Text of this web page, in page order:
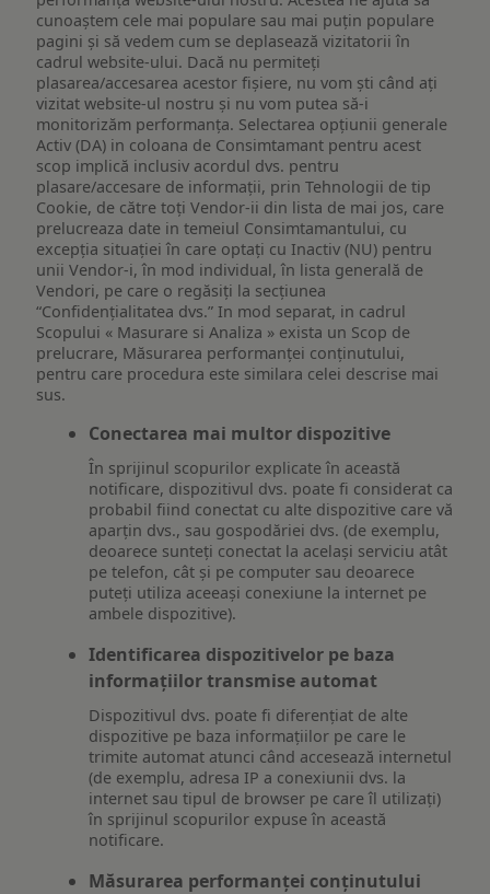
cunoaștem cele mai populare sau mai puțin populare
pagini și să vedem cum se deplasează vizitatorii în
cadrul website-ului. Dacă nu permiteți
plasarea/accesarea acestor fișiere, nu vom ști când ați
vizitat website-ul nostru și nu vom putea să-i
monitorizăm performanța. Selectarea opțiunii generale
Activ (DA) in coloana de Consimtamant pentru acest
scop implică inclusiv acordul dvs. pentru
plasare/accesare de informații, prin Tehnologii de tip
Cookie, de către toți Vendor-ii din lista de mai jos, care
prelucreaza date in temeiul Consimtamantului, cu
excepția situației în care optați cu Inactiv (NU) pentru
unii Vendor-i, în mod individual, în lista generală de
Vendori, pe care o regăsiți la secțiunea
“Confidențialitatea dvs.” In mod separat, in cadrul
Scopului « Masurare si Analiza » exista un Scop de
prelucrare, Măsurarea performanței conținutului,
pentru care procedura este similara celei descrise mai
sus.
Conectarea mai multor dispozitive
În sprijinul scopurilor explicate în această
notificare, dispozitivul dvs. poate fi considerat ca
probabil fiind conectat cu alte dispozitive care vă
aparțin dvs., sau gospodăriei dvs. (de exemplu,
deoarece sunteți conectat la același serviciu atât
pe telefon, cât și pe computer sau deoarece
puteți utiliza aceeași conexiune la internet pe
ambele dispozitive).
Identificarea dispozitivelor pe baza
informațiilor transmise automat
Dispozitivul dvs. poate fi diferențiat de alte
dispozitive pe baza informațiilor pe care le
trimite automat atunci când accesează internetul
(de exemplu, adresa IP a conexiunii dvs. la
internet sau tipul de browser pe care îl utilizați)
în sprijinul scopurilor expuse în această
notificare.
Măsurarea performanței conținutului